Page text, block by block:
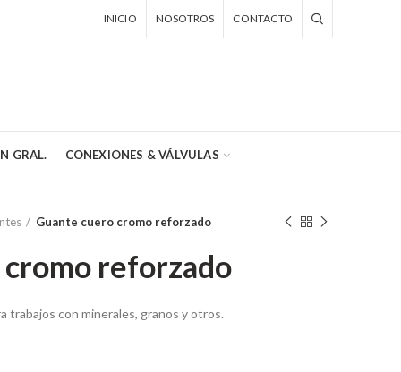
INICIO NOSOTROS CONTACTO
GRAL. CONEXIONES & VÁLVULAS
Guante cuero cromo reforzado
reforzado
trabajos con minerales, granos y otros.